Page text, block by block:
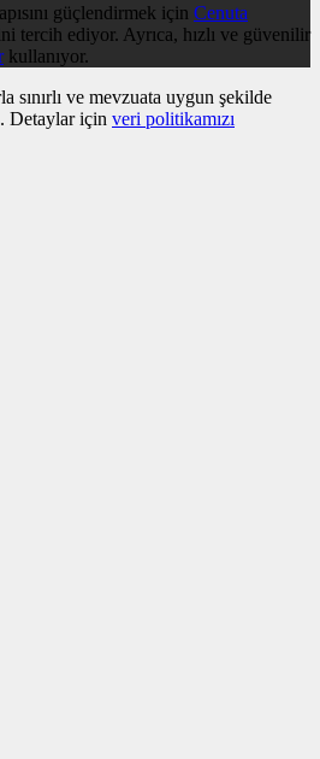
güçlendirmek için Cenuta
tercih ediyor. Ayrıca, hızlı ve güvenilir
kullanıyor.
sınırlı ve mevzuata uygun şekilde
Detaylar için veri politikamızı